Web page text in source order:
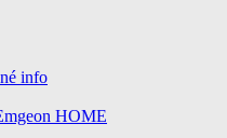
info
HOME